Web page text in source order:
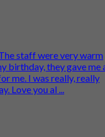
staff were very warm
birthday, they gave me
me. I was really, really
Love you al ...